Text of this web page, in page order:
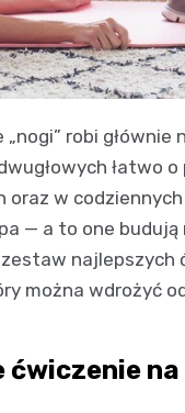
„nogi” robi
łatwo
w
— a to one budują
najlepszych
można wdrożyć
na